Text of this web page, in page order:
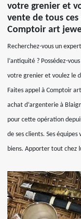
votre grenier et
vente de tous
Comptoir art
Recherchez-vous un
l’antiquité ? Possédez-
votre grenier et voulez le
Faites appel à Comptoir
achat d’argenterie à
pour cette opération
de ses clients. Ses
biens. Apporter tout chez